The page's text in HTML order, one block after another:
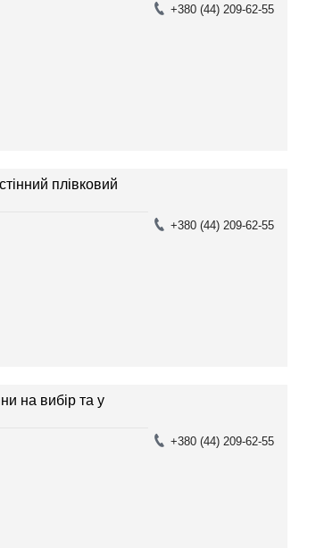
+380 (44) 209-62-55
+380 (44) 209-62-55
плівковий
+380 (44) 209-62-55
на вибір та у